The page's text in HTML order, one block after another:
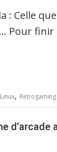
: Celle
Pour finir
Linux, Retrogaming
d’arcade